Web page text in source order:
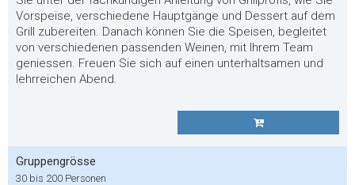
Vorspeise, verschiedene Hauptgänge und Dessert auf dem
Grill zubereiten. Danach können Sie die Speisen, begleitet
von verschiedenen passenden Weinen, mit Ihrem Team
geniessen. Freuen Sie sich auf einen unterhaltsamen und
lehrreichen Abend.
Gruppengrösse
30 bis 200 Personen